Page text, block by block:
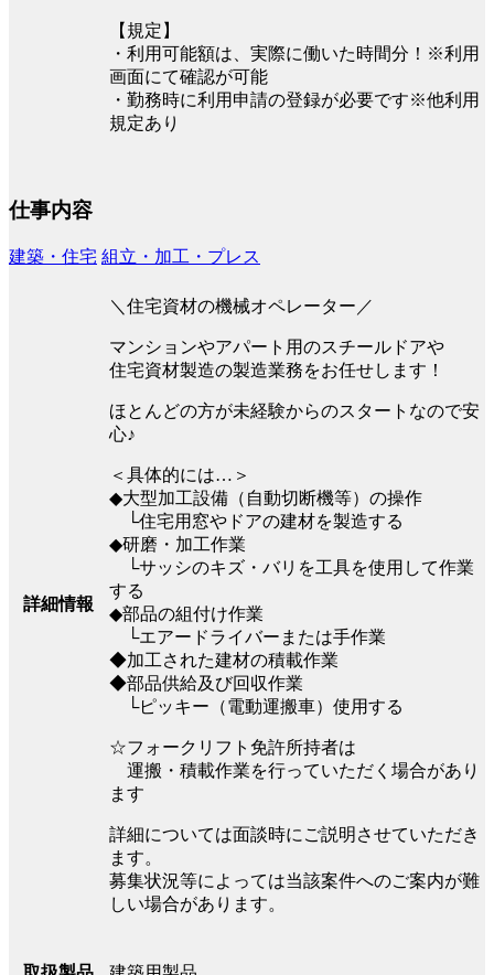
【規定】
・利用可能額は、実際に働いた時間分！※利用
画面にて確認が可能
・勤務時に利用申請の登録が必要です※他利用
規定あり
仕事内容
建築・住宅 組立・加工・プレス
詳細情報
＼住宅資材の機械オペレーター／
マンションやアパート用のスチールドアや
住宅資材製造の製造業務をお任せします！
ほとんどの方が未経験からのスタートなので安
心♪
＜具体的には…＞
◆大型加工設備（自動切断機等）の操作
└住宅用窓やドアの建材を製造する
◆研磨・加工作業
└サッシのキズ・バリを工具を使用して作業
する
◆部品の組付け作業
└エアードライバーまたは手作業
◆加工された建材の積載作業
◆部品供給及び回収作業
└ピッキー（電動運搬車）使用する
☆フォークリフト免許所持者は
運搬・積載作業を行っていただく場合があり
ます
詳細については面談時にご説明させていただき
ます。
募集状況等によっては当該案件へのご案内が難
しい場合があります。